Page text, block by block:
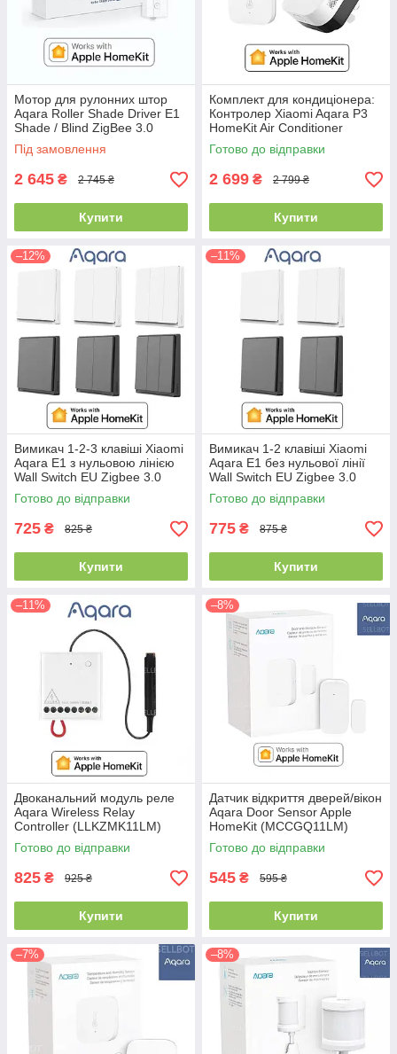
Мотор для рулонних штор
Aqara Roller Shade Driver E1
Shade / Blind ZigBee 3.0
HomeKit (ZNJLBL01LM / RSD-
M01)
Під замовлення
2 645 ₴ 2 745 ₴
Купити
Комплект для кондиціонера:
Контролер Xiaomi Aqara P3
HomeKit Air Conditioner
Controller KTBL12LM Розетка-
шлюз
Готово до відправки
2 699 ₴ 2 799 ₴
Купити
–12%
Вимикач 1-2-3 клавіші Xiaomi
Aqara E1 з нульовою лінією
Wall Switch EU Zigbee 3.0
Apple HomeKit
Готово до відправки
725 ₴ 825 ₴
Купити
–11%
Вимикач 1-2 клавіші Xiaomi
Aqara E1 без нульової лінії
Wall Switch EU Zigbee 3.0
Apple HomeKit
Готово до відправки
775 ₴ 875 ₴
Купити
–11%
Двоканальний модуль реле
Aqara Wireless Relay
Controller (LLKZMK11LM)
Контролер Apple HomeKit
Готово до відправки
825 ₴ 925 ₴
Купити
–8%
Датчик відкриття дверей/вікон
Aqara Door Sensor Apple
HomeKit (MCCGQ11LM)
Готово до відправки
545 ₴ 595 ₴
Купити
–7% –8%